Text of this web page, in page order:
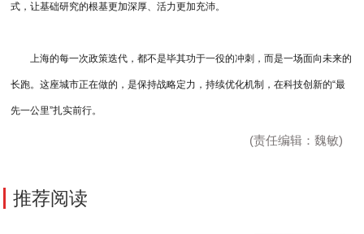
式，让基础研究的根基更加深厚、活力更加充沛。
上海的每一次政策迭代，都不是毕其功于一役的冲刺，而是一场面向未来的
长跑。这座城市正在做的，是保持战略定力，持续优化机制，在科技创新的“最
先一公里”扎实前行。
(责任编辑：魏敏)
推荐阅读